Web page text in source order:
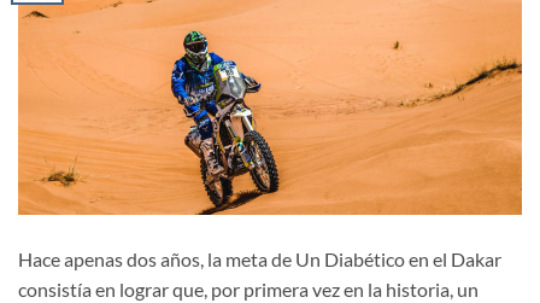
Hace apenas dos años, la meta de Un Diabético en el Dakar
consistía en lograr que, por primera vez en la historia, un